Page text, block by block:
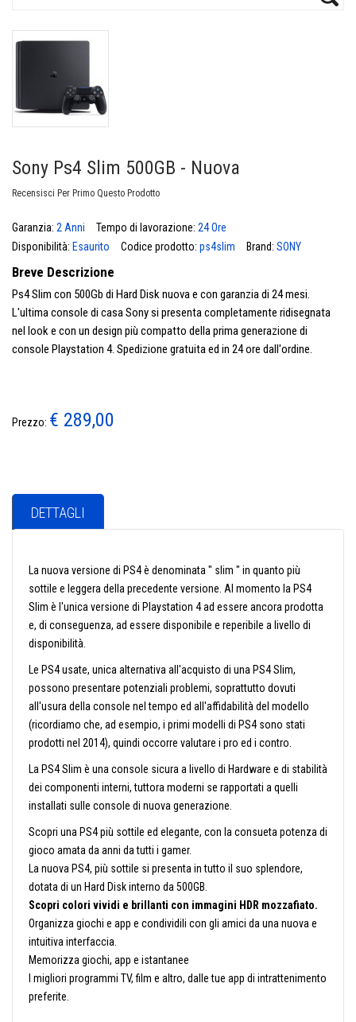
Sony Ps4 Slim 500GB - Nuova
Recensisci Per Primo Questo Prodotto
Garanzia: 2 Anni Tempo di lavorazione: 24 Ore
Disponibilità: Esaurito Codice prodotto: ps4slim Brand: SONY
Breve Descrizione
Ps4 Slim con 500Gb di Hard Disk nuova e con garanzia di 24 mesi.
L'ultima console di casa Sony si presenta completamente ridisegnata
nel look e con un design più compatto della prima generazione di
console Playstation 4. Spedizione gratuita ed in 24 ore dall'ordine.
Prezzo: € 289,00
DETTAGLI
La nuova versione di PS4 è denominata " slim " in quanto più
sottile e leggera della precedente versione. Al momento la PS4
Slim è l'unica versione di Playstation 4 ad essere ancora prodotta
e, di conseguenza, ad essere disponibile e reperibile a livello di
disponibilità.
Le PS4 usate, unica alternativa all'acquisto di una PS4 Slim,
possono presentare potenziali problemi, soprattutto dovuti
all'usura della console nel tempo ed all'affidabilità del modello
(ricordiamo che, ad esempio, i primi modelli di PS4 sono stati
prodotti nel 2014), quindi occorre valutare i pro ed i contro.
La PS4 Slim è una console sicura a livello di Hardware e di stabilità
dei componenti interni, tuttora moderni se rapportati a quelli
installati sulle console di nuova generazione.
Scopri una PS4 più sottile ed elegante, con la consueta potenza di
gioco amata da anni da tutti i gamer.
La nuova PS4, più sottile si presenta in tutto il suo splendore,
dotata di un Hard Disk interno da 500GB.
Scopri colori vividi e brillanti con immagini HDR mozzafiato.
Organizza giochi e app e condividili con gli amici da una nuova e
intuitiva interfaccia.
Memorizza giochi, app e istantanee
I migliori programmi TV, film e altro, dalle tue app di intrattenimento
preferite.